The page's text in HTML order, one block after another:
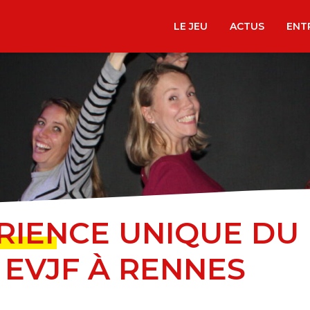
LE JEU ACTUS
UNIQUE DU
À RENNES